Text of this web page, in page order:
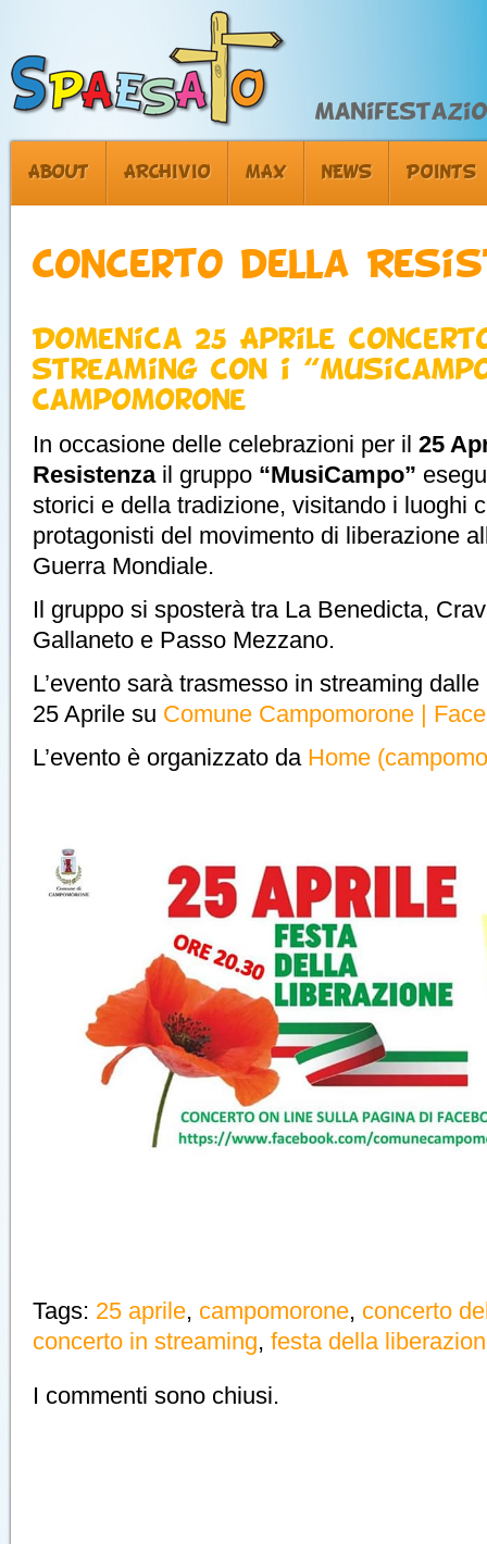
ABOUT ARCHIVIO MAX NEWS POINTS
Concerto della
Domenica 25 Aprile
streaming con i
Campomorone
In occasione delle celebrazioni per il 25
Resistenzail gruppo “MusiCampo”
storici e della tradizione, visitando i luoghi
protagonisti del movimento di liberazione
Guerra Mondiale.
Il gruppo si sposterà tra La Benedicta,
Gallaneto e Passo Mezzano.
L’evento sarà trasmesso in streaming
25 Aprile su Comune Campomorone |
L’evento è organizzato da Home
Tags: 25 aprile, campomorone, concerto
concerto in streaming, festa della
I commenti sono chiusi.